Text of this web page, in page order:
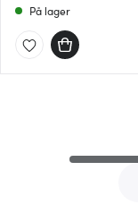
På lager